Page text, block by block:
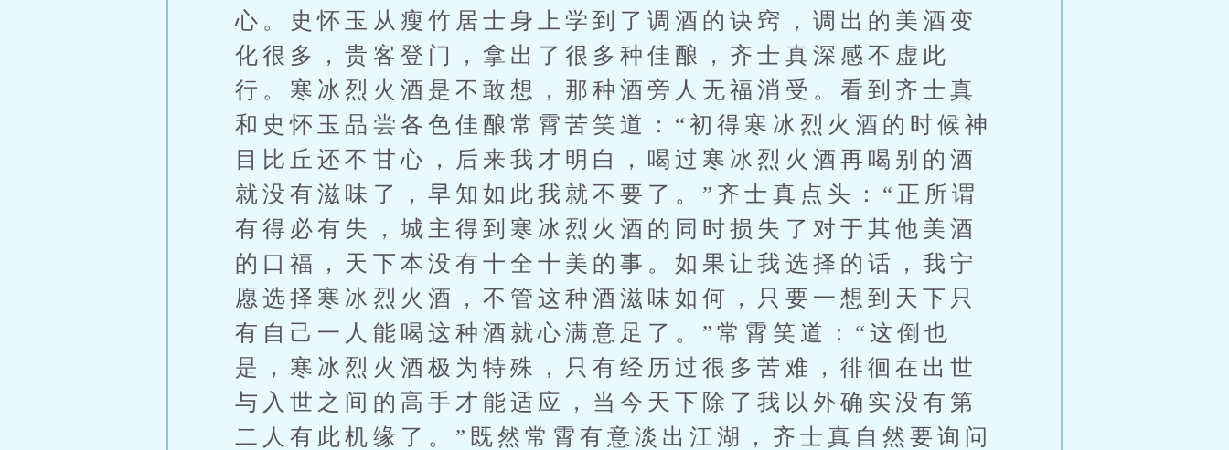
心。史怀玉从瘦竹居士身上学到了调酒的诀窍，调出的美酒变
化很多，贵客登门，拿出了很多种佳酿，齐士真深感不虚此
行。寒冰烈火酒是不敢想，那种酒旁人无福消受。看到齐士真
和史怀玉品尝各色佳酿常霄苦笑道：“初得寒冰烈火酒的时候神
目比丘还不甘心，后来我才明白，喝过寒冰烈火酒再喝别的酒
就没有滋味了，早知如此我就不要了。”齐士真点头：“正所谓
有得必有失，城主得到寒冰烈火酒的同时损失了对于其他美酒
的口福，天下本没有十全十美的事。如果让我选择的话，我宁
愿选择寒冰烈火酒，不管这种酒滋味如何，只要一想到天下只
有自己一人能喝这种酒就心满意足了。”常霄笑道：“这倒也
是，寒冰烈火酒极为特殊，只有经历过很多苦难，徘徊在出世
与入世之间的高手才能适应，当今天下除了我以外确实没有第
二人有此机缘了。”既然常霄有意淡出江湖，齐士真自然要询问